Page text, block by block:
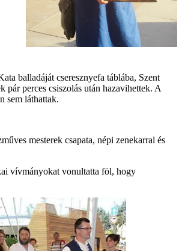
balladáját cseresznyefa táblába, Szent
perces csiszolás után hazavihettek. A
sem láthattak.
mesterek csapata, népi zenekarral és
vívmányokat vonultatta föl, hogy